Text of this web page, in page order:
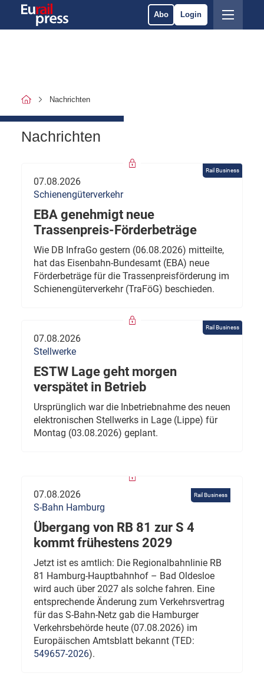
Abo Login
Nachrichten
Nachrichten
Rail Business
07.08.2026
Schienengüterverkehr
EBA genehmigt neue
Trassenpreis-Förderbeträge
Wie DB InfraGo gestern (06.08.2026) mitteilte,
hat das Eisenbahn-Bundesamt (EBA) neue
Förderbeträge für die Trassenpreisförderung im
Schienengüterverkehr (TraFöG) beschieden.
Rail Business
07.08.2026
Stellwerke
ESTW Lage geht morgen
verspätet in Betrieb
Ursprünglich war die Inbetriebnahme des neuen
elektronischen Stellwerks in Lage (Lippe) für
Montag (03.08.2026) geplant.
Rail Business
07.08.2026
S-Bahn Hamburg
Übergang von RB 81 zur S 4
kommt frühestens 2029
Jetzt ist es amtlich: Die Regionalbahnlinie RB
81 Hamburg-Hauptbahnhof – Bad Oldesloe
wird auch über 2027 als solche fahren. Eine
entsprechende Änderung zum Verkehrsvertrag
für das S-Bahn-Netz gab die Hamburger
Verkehrsbehörde heute (07.08.2026) im
Europäischen Amtsblatt bekannt (TED:
549657-2026).